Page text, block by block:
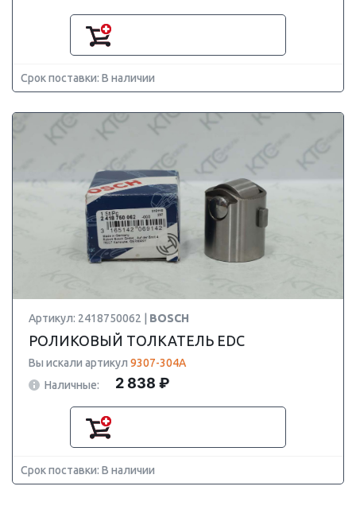
Срок поставки: В наличии
Артикул: 2418750062 | BOSCH
РОЛИКОВЫЙ ТОЛКАТЕЛЬ EDC
Вы искали артикул 9307-304A
Наличные:
2 838 ₽
Срок поставки: В наличии